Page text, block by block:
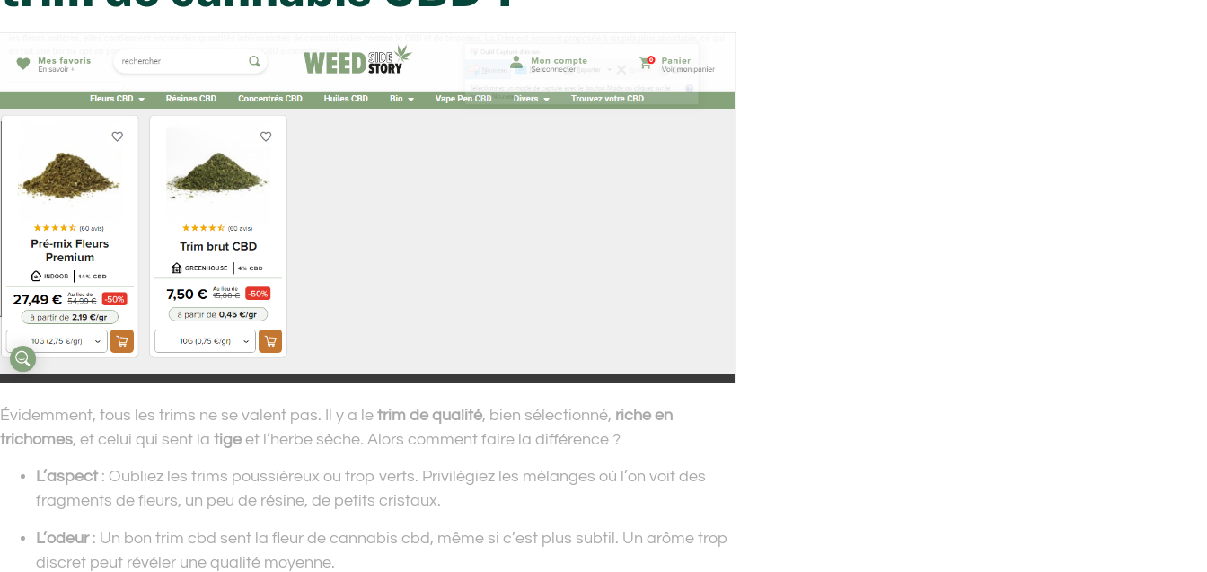
Évidemment, tous les trims ne se valent pas. Il y a le trim de qualité, bien sélectionné, riche en
trichomes, et celui qui sent la tigeet l’herbe sèche. Alors comment faire la différence ?
L’aspect: Oubliez les trims poussiéreux ou trop verts. Privilégiez les mélanges où l’on voit des
fragments de fleurs, un peu de résine, de petits cristaux.
L’odeur: Un bon trim cbd sent la fleur de cannabis cbd, même si c’est plus subtil. Un arôme trop
discret peut révéler une qualité moyenne.